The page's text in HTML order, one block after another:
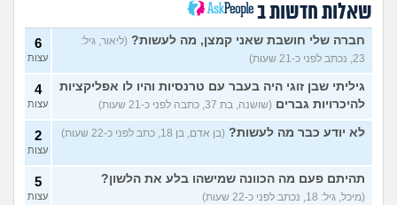
האם חוויתי תקיפה מינית?
(רוויטל, בת 24)
14
עצות
בנות,אתן הייתן "מסדרות" את
אח שלכם במצב כזה?
(לוחם שקרוב ל'חרור, בן 21)
מסאג׳יסט מעורער
(מסאג׳יסט מעורער, בן 26)
4
עצות
אנחנו מקיימים יחסים עם
בגדים וזה לא מפריע לבעלי,
מה לעשות?
(דיאנה, בת 42)
5
עצות
שאלות חדשות ב
חברה שלי חושבת שאני קמצן, מה לעשות? (ליאור, גיל:
23, נכתב לפני כ-21 שעות)
6
עצות
גיליתי שבן זוגי היה בעבר עם טרנסיות והיו לו אפליקציות
להיכרויות גברים (שושנה, בת 37, כתבה לפני כ-21 שעות)
4
עצות
לא יודע כבר מה לעשות? (בן אדם, בן 18, כתב לפני כ-22 שעות) 2
עצות
תהיתם פעם מה הכוונה שמישהו בלע את הלשון?
(מיכל, גיל: 18, נכתב לפני כ-22 שעות)
5
עצות